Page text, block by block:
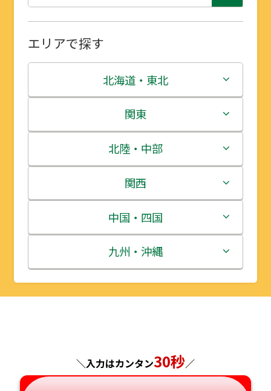
エリアで探す
北海道・東北
北海道
青森県
岩手県
宮城県
秋田県
山形県
関東
茨城県
栃木県
群馬県
埼玉県
千葉県
北陸・中部
新潟県
富山県
石川県
福井県
関西
三重県
滋賀県
京都府
中国・四国
鳥取県
島根県
九州・沖縄
福岡県
＼入力はカンタン30秒／